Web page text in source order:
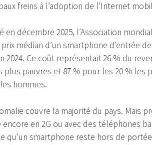
freins à l’adoption de l’Internet
en décembre 2025, l’Association
médian d’un smartphone d’entrée
2024. Ce coût représentait 26 % du
plus pauvres et 87 % pour les 20 % les
hommes.
couvre la majorité du pays. Mais
encore en 2G ou avec des téléphones
qu’un smartphone reste hors de